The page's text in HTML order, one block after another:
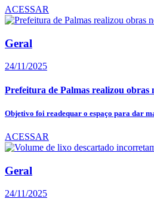
ACESSAR
Geral
24/11/2025
Prefeitura de Palmas realizou
Objetivo foi readequar o espaço para dar
ACESSAR
Geral
24/11/2025